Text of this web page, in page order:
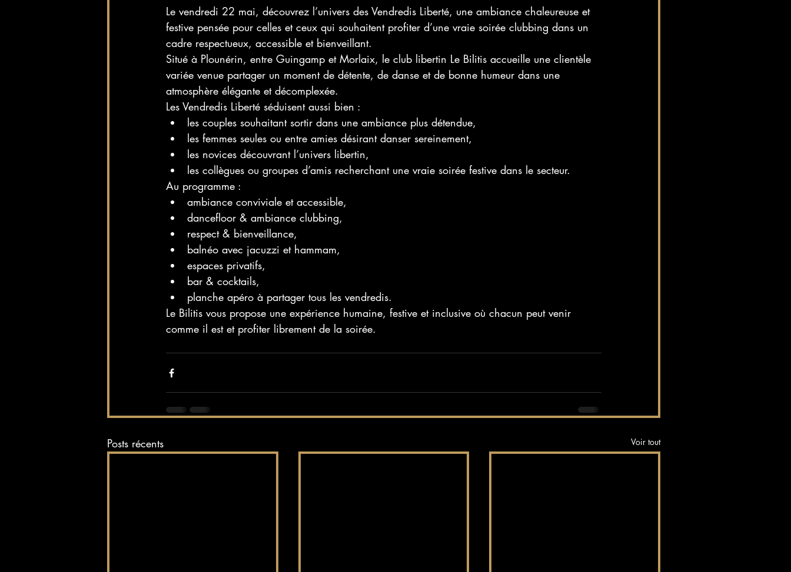
Le vendredi 22 mai, découvrez l’univers des Vendredis Liberté, une ambiance chaleureuse et
festive pensée pour celles et ceux qui souhaitent profiter d’une vraie soirée clubbing dans un
cadre respectueux, accessible et bienveillant.
Situé à Plounérin, entre Guingamp et Morlaix, le club libertin Le Bilitis accueille une clientèle
variée venue partager un moment de détente, de danse et de bonne humeur dans une
atmosphère élégante et décomplexée.
Les Vendredis Liberté séduisent aussi bien :
les couples souhaitant sortir dans une ambiance plus détendue,
les femmes seules ou entre amies désirant danser sereinement,
les novices découvrant l’univers libertin,
les collègues ou groupes d’amis recherchant une vraie soirée festive dans le secteur.
Au programme :
ambiance conviviale et accessible,
dancefloor & ambiance clubbing,
respect & bienveillance,
balnéo avec jacuzzi et hammam,
espaces privatifs,
bar & cocktails,
planche apéro à partager tous les vendredis.
Le Bilitis vous propose une expérience humaine, festive et inclusive où chacun peut venir
comme il est et profiter librement de la soirée.
Posts récents Voir tout